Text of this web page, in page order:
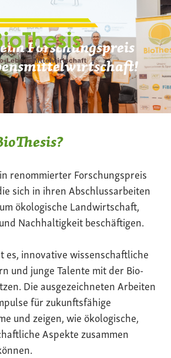
Forschungspreis
renommierter Forschungspreis
sich in ihren Abschlussarbeiten
ökologische Landwirtschaft,
Nachhaltigkeit beschäftigen.
es, innovative wissenschaftliche
und junge Talente mit der Bio-
Die ausgezeichneten Arbeiten
für zukunftsfähige
und zeigen, wie ökologische,
Aspekte zusammen